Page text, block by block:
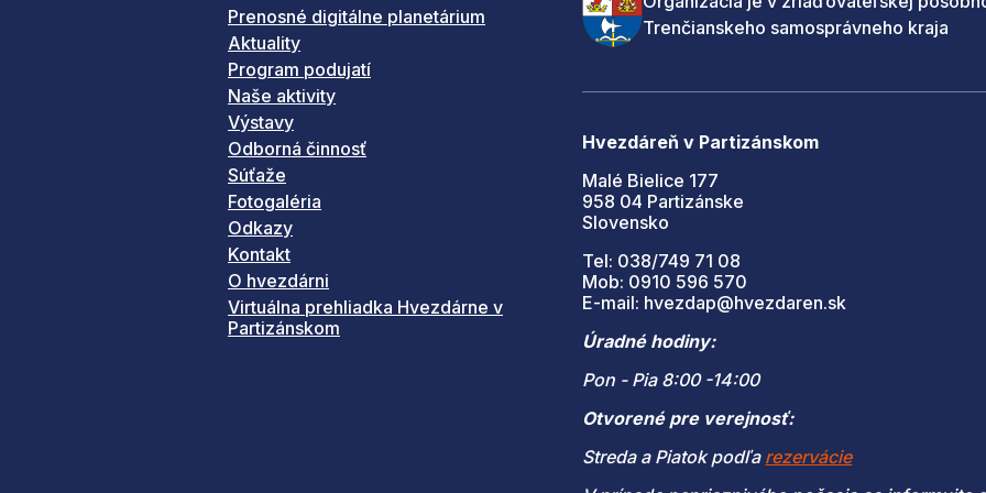
Prenosné digitálne planetárium
Aktuality
Program podujatí
Naše aktivity
Výstavy
Odborná činnosť
Súťaže
Fotogaléria
Odkazy
Kontakt
O hvezdárni
Virtuálna prehliadka Hvezdárne v
Partizánskom
Trenčianskeho samosprávneho kraja
Hvezdáreň v Partizánskom
Malé Bielice 177
958 04 Partizánske
Slovensko
Tel: 038/749 71 08
Mob: 0910 596 570
E-mail: hvezdap@hvezdaren.sk
Úradné hodiny:
Pon - Pia 8:00 -14:00
Otvorené pre verejnosť:
Streda a Piatok podľa rezervácie